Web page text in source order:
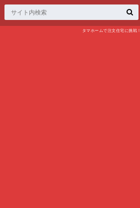
タマホームで注文住宅に挑戦！